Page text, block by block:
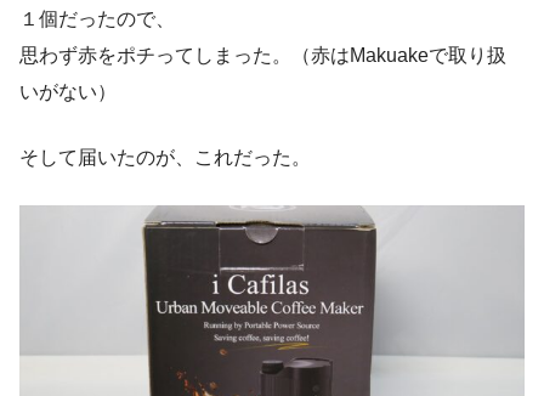
１個だったので、
思わず赤をポチってしまった。（赤はMakuakeで取り扱
いがない）
そして届いたのが、これだった。